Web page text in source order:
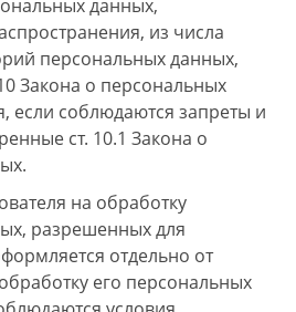
данных,
из числа
персональных данных,
Закона о персональных
если соблюдаются запреты и
ст. 10.1 Закона о
на обработку
разрешенных для
отдельно от
его персональных